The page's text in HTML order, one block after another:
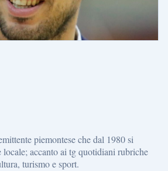
piemontese che dal 1980 si
accanto ai tg quotidiani rubriche
turismo e sport.